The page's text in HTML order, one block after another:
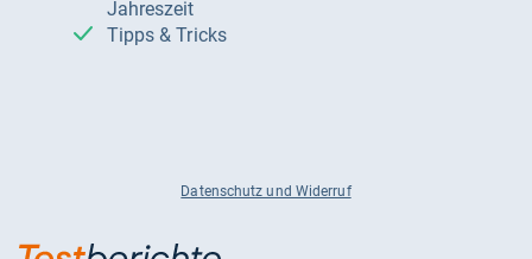
Jahreszeit
Tipps & Tricks
Datenschutz und Widerruf